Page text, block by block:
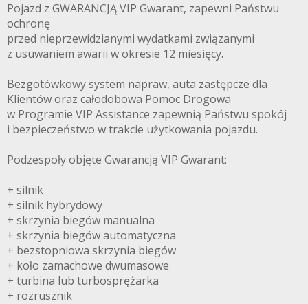
Pojazd z GWARANCJĄ VIP Gwarant, zapewni Państwu
ochronę
przed nieprzewidzianymi wydatkami związanymi
z usuwaniem awarii w okresie 12 miesięcy.
Bezgotówkowy system napraw, auta zastępcze dla
Klientów oraz całodobowa Pomoc Drogowa
w Programie VIP Assistance zapewnią Państwu spokój
i bezpieczeństwo w trakcie użytkowania pojazdu.
Podzespoły objęte Gwarancją VIP Gwarant:
+ silnik
+ silnik hybrydowy
+ skrzynia biegów manualna
+ skrzynia biegów automatyczna
+ bezstopniowa skrzynia biegów
+ koło zamachowe dwumasowe
+ turbina lub turbosprężarka
+ rozrusznik